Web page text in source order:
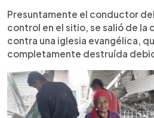
Presuntamente el conductor
control en el sitio, se salió de la
contra una iglesia evangélica,
completamente destruída